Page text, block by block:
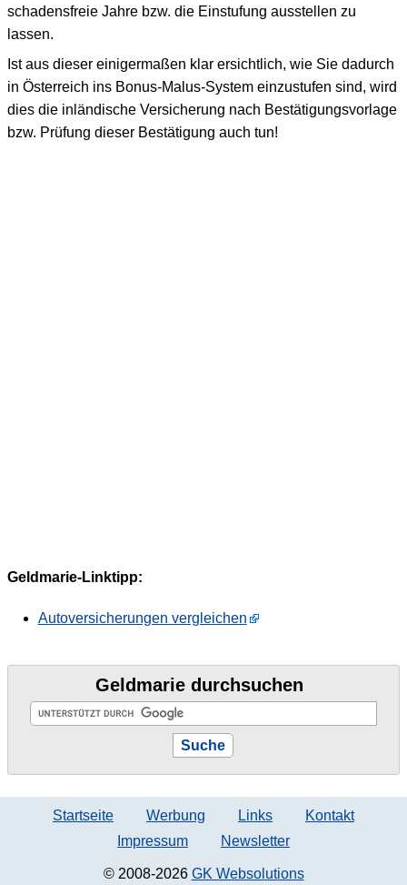
schadensfreie Jahre bzw. die Einstufung ausstellen zu
lassen.
Ist aus dieser einigermaßen klar ersichtlich, wie Sie dadurch
in Österreich ins Bonus-Malus-System einzustufen sind, wird
dies die inländische Versicherung nach Bestätigungsvorlage
bzw. Prüfung dieser Bestätigung auch tun!
Geldmarie-Linktipp:
Autoversicherungen vergleichen
Geldmarie durchsuchen
Startseite Werbung Links
Kontakt
Impressum
Newsletter
© 2008-2026 GK Websolutions